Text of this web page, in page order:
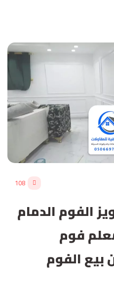
108
الفوم الدمام
معلم فوم
بيع الفوم